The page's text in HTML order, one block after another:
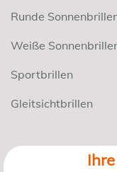
Runde
Weiße
Sportbrillen
Gleitsichtbrillen